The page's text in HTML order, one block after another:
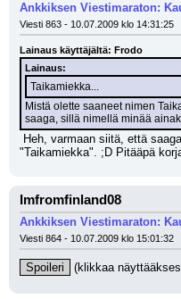
Ankkiksen Viestimaraton:
Viesti 863 - 10.07.2009 klo 14:31:25
Lainaus käyttäjältä: Frodo
Lainaus:
Taikamiekka...
Mistä olette saaneet nimen
saaga, sillä nimellä minää
"Taikamiekka". ;D Pitääpä
Imfromfinland08
Ankkiksen Viestimaraton:
Viesti 864 - 10.07.2009 klo 15:01:32
Spoileri (klikkaa